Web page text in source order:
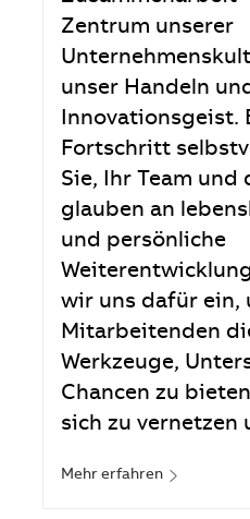
Zentrum unserer
unser Handeln
Innovationsgeist.
Fortschritt
Sie, Ihr Team und
glauben an
und persönliche
wir uns dafür ein,
Mitarbeitenden
Werkzeuge,
Chancen zu
sich zu vernetzen
Mehr erfahren